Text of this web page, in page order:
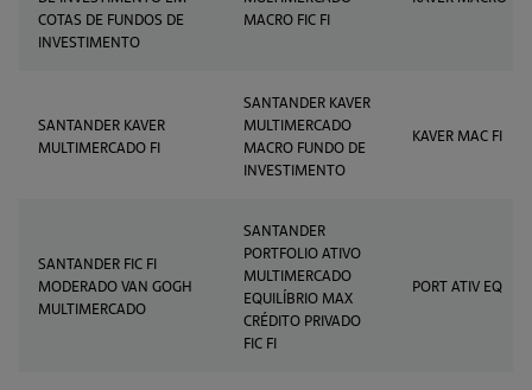
COTAS DE FUNDOS DE
INVESTIMENTO
MACRO FIC FI
SANTANDER KAVER
MULTIMERCADO FI
SANTANDER KAVER
MULTIMERCADO
MACRO FUNDO DE
INVESTIMENTO
KAVER MAC FI
SANTANDER FIC FI
MODERADO VAN GOGH
MULTIMERCADO
SANTANDER
PORTFOLIO ATIVO
MULTIMERCADO
EQUILÍBRIO MAX
CRÉDITO PRIVADO
FIC FI
PORT ATIV EQ